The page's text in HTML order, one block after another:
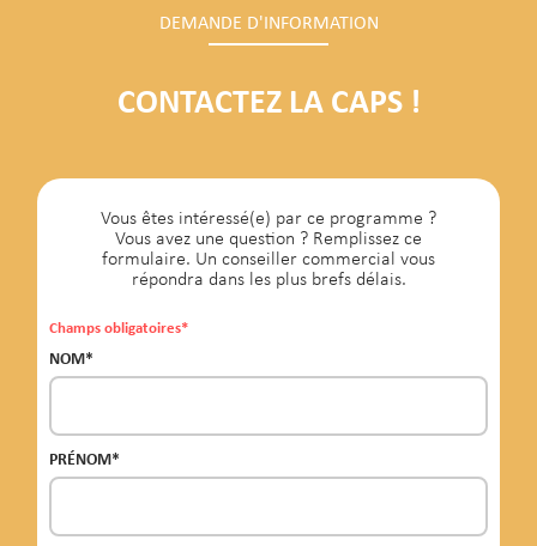
DEMANDE D'INFORMATION
CONTACTEZ LA CAPS !
Vous êtes intéressé(e) par ce programme ?
Vous avez une question ? Remplissez ce
formulaire. Un conseiller commercial vous
répondra dans les plus brefs délais.
Champs obligatoires*
NOM*
PRÉNOM*